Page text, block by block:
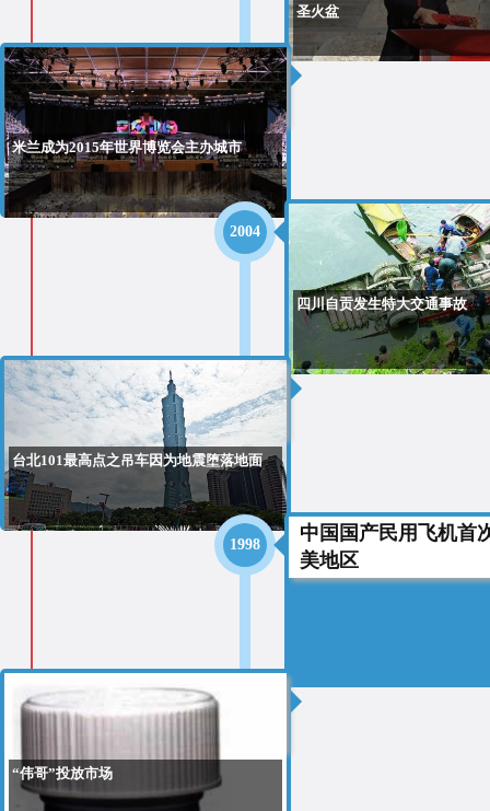
圣火盆
2008
米兰成为2015年世界博览会主办城市
2004
四川自贡发生特大交通事故
台北101最高点之吊车因为地震堕落地面
1998
中国国产民用飞机首
美地区
“伟哥”投放市场